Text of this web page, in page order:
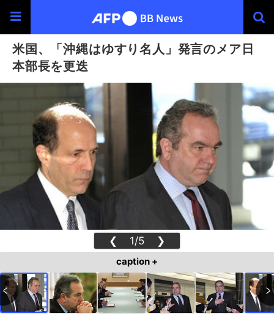
米国、「沖縄はゆすり名人」発言のメア日
本部長を更迭
❮ 1/5 ❯
caption +